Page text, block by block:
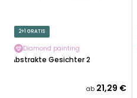
2+1 GRATIS
Diamond painting
Abstrakte Gesichter 2
ab 21,29 €